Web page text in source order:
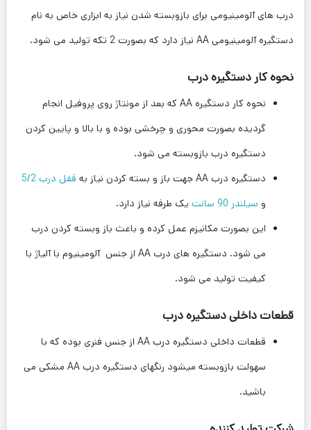
درب های آلومینیومی برای بازوبسته شدن نیاز به ابزاری خاص به نام
دستگیره آلومینیومی AA نیاز دارد که بصورت 2 تکه تولید می شود.
نحوه کار دستگیره درب
نحوه کار دستگیره AA که بعد از مونتاژ روی پروفیل انجام
گردیده بصورت محوری و چرخشی بوده و با بالا و پایین کردن
دستگیره درب بازوبسته می شود.
دستگیره درب AA جهت باز و بسته کردن نیاز به
قفل درب 5/2
و سیلندر 90 سانت
یک طرفه نیاز دارد.
این بصورت مکانیزم عمل کرده و باعث باز وبسته کردن درب
می شود. دستگیره های درب AA از جنس آلومینیوم با آلیاژ با
کیفیت تولید می شود.
قطعات داخلی دستگیره درب
قطعات داخلی دستگیره درب AA از جنس فنری بوده که با
سهولت بازوبسته میشود رنگهای دستگیره درب AA مشکی می
باشید.